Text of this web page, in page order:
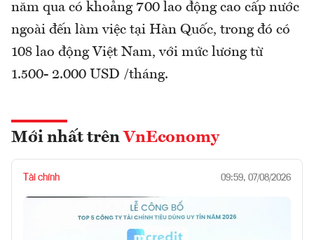
năm qua có khoảng 700 lao động cao cấp nước
ngoài đến làm việc tại Hàn Quốc, trong đó có
108 lao động Việt Nam, với mức lương từ
1.500- 2.000 USD /tháng.
Mới nhất trên VnEconomy
Tài chính 09:59, 07/08/2026